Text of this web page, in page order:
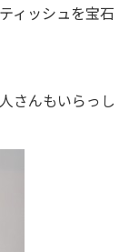
ィッシュを宝石
さんもいらっし